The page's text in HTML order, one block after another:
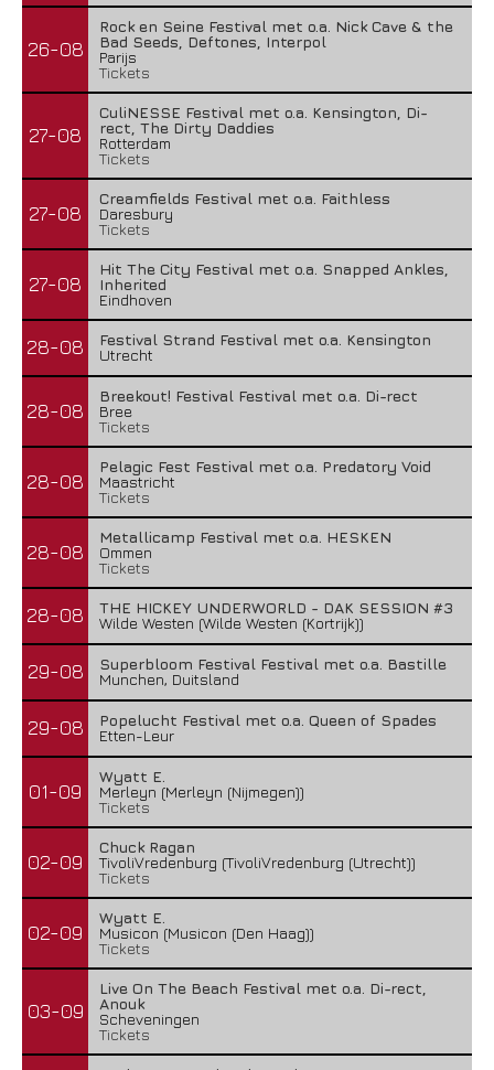
26-08
Rock en Seine Festival met o.a. Nick Cave & the
Bad Seeds, Deftones, Interpol
Parijs
Tickets
27-08
CuliNESSE Festival met o.a. Kensington, Di-
rect, The Dirty Daddies
Rotterdam
Tickets
27-08
Creamfields Festival met o.a. Faithless
Daresbury
Tickets
27-08
Hit The City Festival met o.a. Snapped Ankles,
Inherited
Eindhoven
28-08
Festival Strand Festival met o.a. Kensington
Utrecht
28-08
Breekout! Festival Festival met o.a. Di-rect
Bree
Tickets
28-08
Pelagic Fest Festival met o.a. Predatory Void
Maastricht
Tickets
28-08
Metallicamp Festival met o.a. HESKEN
Ommen
Tickets
28-08
THE HICKEY UNDERWORLD - DAK SESSION #3
Wilde Westen (Wilde Westen (Kortrijk))
29-08
Superbloom Festival Festival met o.a. Bastille
Munchen, Duitsland
29-08
Popelucht Festival met o.a. Queen of Spades
Etten-Leur
01-09
Wyatt E.
Merleyn (Merleyn (Nijmegen))
Tickets
02-09
Chuck Ragan
TivoliVredenburg (TivoliVredenburg (Utrecht))
Tickets
02-09
Wyatt E.
Musicon (Musicon (Den Haag))
Tickets
03-09
Live On The Beach Festival met o.a. Di-rect,
Anouk
Scheveningen
Tickets